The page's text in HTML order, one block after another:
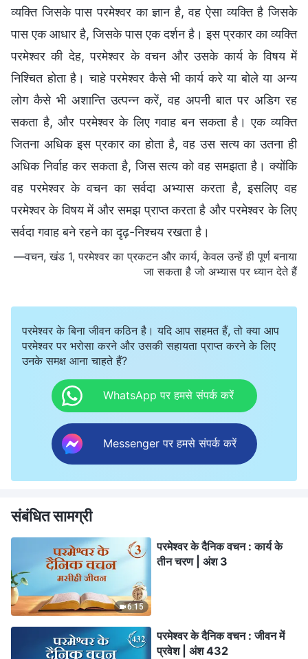
व्यक्ति जिसके पास परमेश्वर का ज्ञान है, वह ऐसा व्यक्ति है जिसके
पास एक आधार है, जिसके पास एक दर्शन है। इस प्रकार का व्यक्ति
परमेश्वर की देह, परमेश्वर के वचन और उसके कार्य के विषय में
निश्चित होता है। चाहे परमेश्वर कैसे भी कार्य करे या बोले या अन्य
लोग कैसे भी अशान्ति उत्पन्न करें, वह अपनी बात पर अडिग रह
सकता है, और परमेश्वर के लिए गवाह बन सकता है। एक व्यक्ति
जितना अधिक इस प्रकार का होता है, वह उस सत्य का उतना ही
अधिक निर्वाह कर सकता है, जिस सत्य को वह समझता है। क्योंकि
वह परमेश्वर के वचन का सर्वदा अभ्यास करता है, इसलिए वह
परमेश्वर के विषय में और समझ प्राप्त करता है और परमेश्वर के लिए
सर्वदा गवाह बने रहने का दृढ़-निश्चय रखता है।
—वचन, खंड 1, परमेश्वर का प्रकटन और कार्य, केवल उन्हें ही पूर्ण बनाया
जा सकता है जो अभ्यास पर ध्यान देते हैं
परमेश्वर के बिना जीवन कठिन है। यदि आप सहमत हैं, तो क्या आप
परमेश्वर पर भरोसा करने और उसकी सहायता प्राप्त करने के लिए
उनके समक्ष आना चाहते हैं?
WhatsApp पर हमसे संपर्क करें
Messenger पर हमसे संपर्क करें
संबंधित सामग्री
6:15
परमेश्वर के दैनिक वचन : कार्य के
तीन चरण | अंश 3
परमेश्वर के दैनिक वचन : जीवन में
प्रवेश | अंश 432